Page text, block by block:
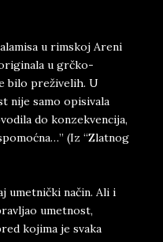
u rimskoj Areni
u grčko-
bilo preživelih. U
nije samo opisivala
do konzekvencija,
(Iz “Zlatnog
umetnički način. Ali i
umetnost,
kojima je svaka